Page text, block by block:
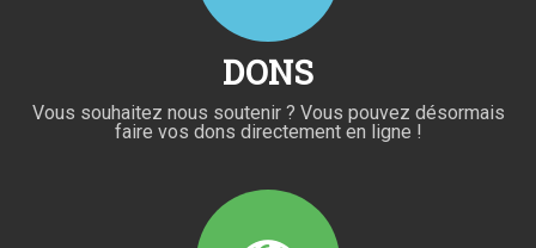
DONS
Vous souhaitez nous soutenir ? Vous pouvez désormais
faire vos dons directement en ligne !